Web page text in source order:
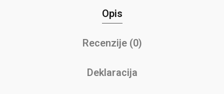
Opis
Recenzije (0)
Deklaracija